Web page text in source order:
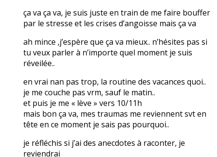
ça va ça va, je suis juste en train de me faire bouffer
par le stresse et les crises d’angoisse mais ça va
ah mince ,j’espère que ça va mieux.. n’hésites pas si
tu veux parler à n’importe quel moment je suis
réveilée..
en vrai nan pas trop, la routine des vacances quoi..
je me couche pas vrm, sauf le matin..
et puis je me « lève » vers 10/11h
mais bon ça va, mes traumas me reviennent svt en
tête en ce moment je sais pas pourquoi..
je réfléchis si j’ai des anecdotes à raconter, je
reviendrai